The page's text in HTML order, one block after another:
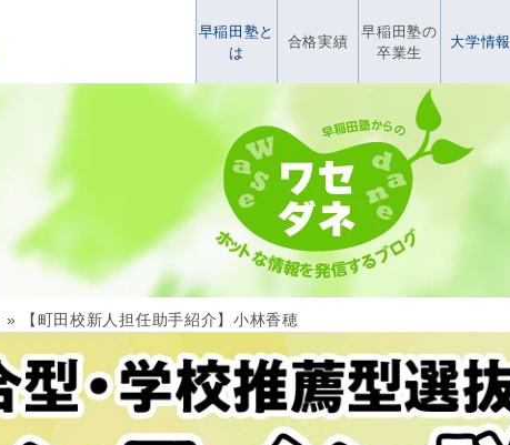
早稲田塾と
は
合格実績
早稲田塾の
卒業生
大学情報
» 【町田校新人担任助手紹介】小林香穂